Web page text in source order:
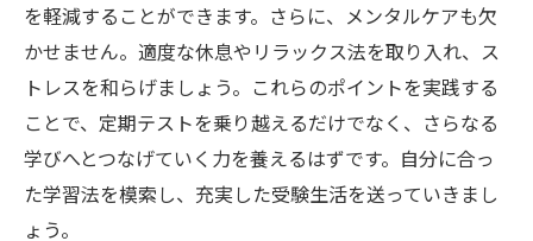
を軽減することができます。さらに、メンタルケアも欠
かせません。適度な休息やリラックス法を取り入れ、ス
トレスを和らげましょう。これらのポイントを実践する
ことで、定期テストを乗り越えるだけでなく、さらなる
学びへとつなげていく力を養えるはずです。自分に合っ
た学習法を模索し、充実した受験生活を送っていきまし
ょう。